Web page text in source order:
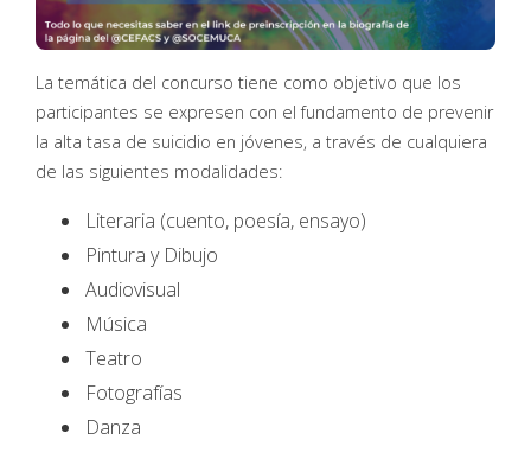
La temática del concurso tiene como objetivo que los
participantes se expresen con el fundamento de prevenir
la alta tasa de suicidio en jóvenes, a través de cualquiera
de las siguientes modalidades:
Literaria (cuento, poesía, ensayo)
Pintura y Dibujo
Audiovisual
Música
Teatro
Fotografías
Danza